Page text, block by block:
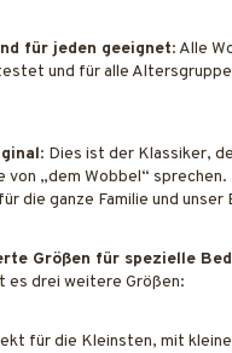
für jeden geeignet: Alle
und für alle
: Dies ist der Klassiker,
von „dem Wobbel“
die ganze Familie und
Größen für spezielle
es drei weitere Größen:
für die Kleinsten, mit